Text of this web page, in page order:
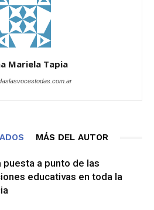
Mariela Tapia
MÁS DEL AUTOR
puesta a punto de las
educativas en toda la